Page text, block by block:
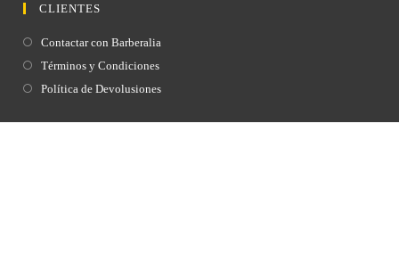
CLIENTES
Contactar con Barberalia
Términos y Condiciones
Política de Devolusiones